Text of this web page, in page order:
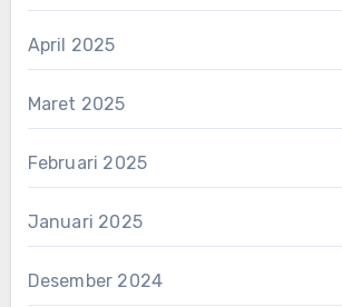
April 2025
Maret 2025
Februari 2025
Januari 2025
Desember 2024